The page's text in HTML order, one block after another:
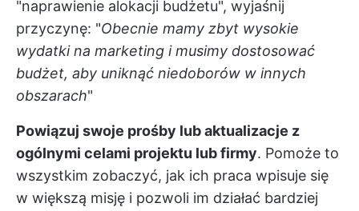
"naprawienie alokacji budżetu", wyjaśnij
przyczynę: "Obecnie mamy zbyt wysokie
wydatki na marketing i musimy dostosować
budżet, aby uniknąć niedoborów w innych
obszarach"
Powiązuj swoje prośby lub aktualizacje z
ogólnymi celami projektu lub firmy. Pomoże to
wszystkim zobaczyć, jak ich praca wpisuje się
w większą misję i pozwoli im działać bardziej